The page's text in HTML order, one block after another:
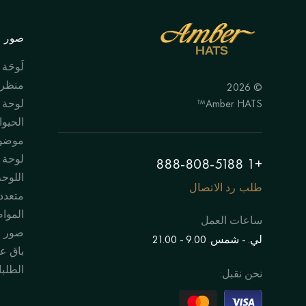
© 2026
Amber HATS™
+1 888-808-5188
طلب رد الاتصال
ساعات العمل
لي. - شمس. 9.00 - 21.00
نحن نقبل:
صور
لَوحَة
لوحة
لوحة
صور
باق